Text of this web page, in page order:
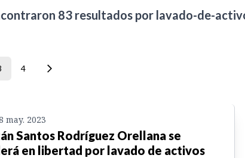
83resultados por lavado-de-
4
may. 2023
Santos Rodríguez Orellana se
en libertad por lavado de activos